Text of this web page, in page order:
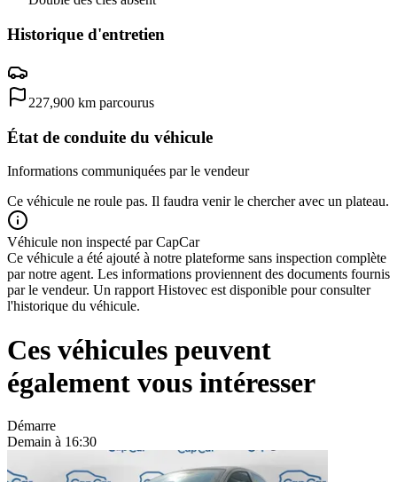
Historique d'entretien
227,900 km parcourus
État de conduite du véhicule
Informations communiquées par le vendeur
Ce véhicule ne roule pas. Il faudra venir le chercher avec un plateau.
Véhicule non inspecté par CapCar
Ce véhicule a été ajouté à notre plateforme sans inspection complète
par notre agent. Les informations proviennent des documents fournis
par le vendeur. Un rapport Histovec est disponible pour consulter
l'historique du véhicule.
Ces véhicules peuvent
également vous intéresser
Démarre
Demain à 16:30